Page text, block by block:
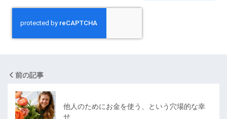
前の記事
他人のためにお金を使う、という穴場的な幸
せ